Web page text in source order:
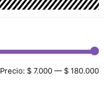
Precio: $ 7.000 — $ 180.000